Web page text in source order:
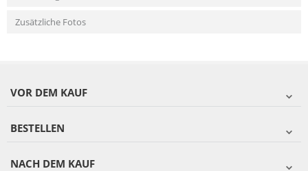
Zusätzliche Fotos
VOR DEM KAUF
BESTELLEN
NACH DEM KAUF